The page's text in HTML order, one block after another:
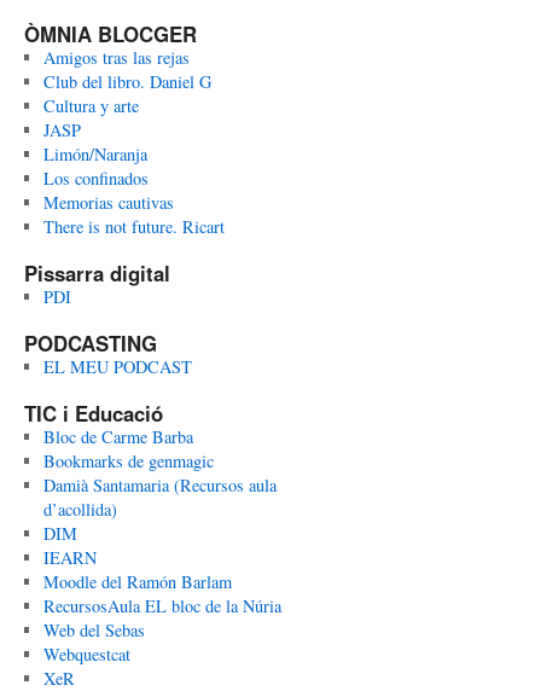
ÒMNIA BLOCGER
Amigos tras las rejas
Club del libro. Daniel G
Cultura y arte
JASP
Limón/Naranja
Los confinados
Memorias cautivas
There is not future. Ricart
Pissarra digital
PDI
PODCASTING
EL MEU PODCAST
TIC i Educació
Bloc de Carme Barba
Bookmarks de genmagic
Damià Santamaria (Recursos aula
d’acollida)
DIM
IEARN
Moodle del Ramón Barlam
RecursosAula EL bloc de la Núria
Web del Sebas
Webquestcat
XeR